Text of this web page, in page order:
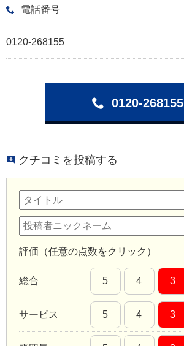
電話番号
0120-268155
0120-268155
クチコミを投稿する
評価（任意の点数をクリック）
総合 5 4 3
サービス 5 4 3